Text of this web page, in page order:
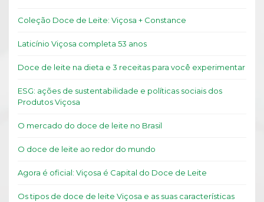
Coleção Doce de Leite: Viçosa + Constance
Laticínio Viçosa completa 53 anos
Doce de leite na dieta e 3 receitas para você experimentar
ESG: ações de sustentabilidade e políticas sociais dos
Produtos Viçosa
O mercado do doce de leite no Brasil
O doce de leite ao redor do mundo
Agora é oficial: Viçosa é Capital do Doce de Leite
Os tipos de doce de leite Viçosa e as suas características